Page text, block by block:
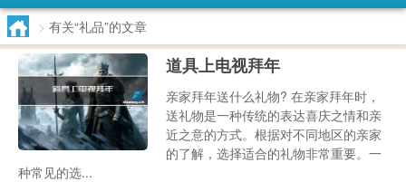
> 有关“礼品”的文章
道具上电视拜年
亲家拜年送什么礼物? 在亲家拜年时，
送礼物是一种传统的表达喜庆之情和亲
近之意的方式。根据对不同地区的亲家
的了解，选择适合的礼物非常重要。一
种常见的选...